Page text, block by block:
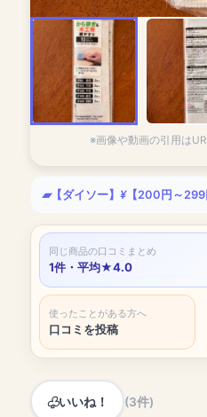
※画像や動画の引用は
【ダイソー】 【200円～299
同じ商品の口コミまとめ
1件・平均★4.0
使ったことがある方へ
口コミを投稿
いいね！ (3件)